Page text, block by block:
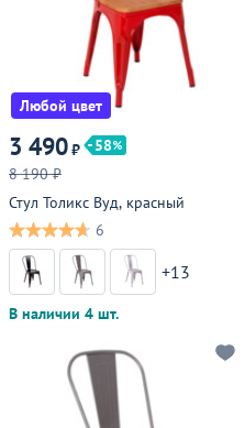
Любой цвет
3 490₽
58
8 190 ₽
Стул Толикс Вуд, красный
6
+13
В наличии 4 шт.